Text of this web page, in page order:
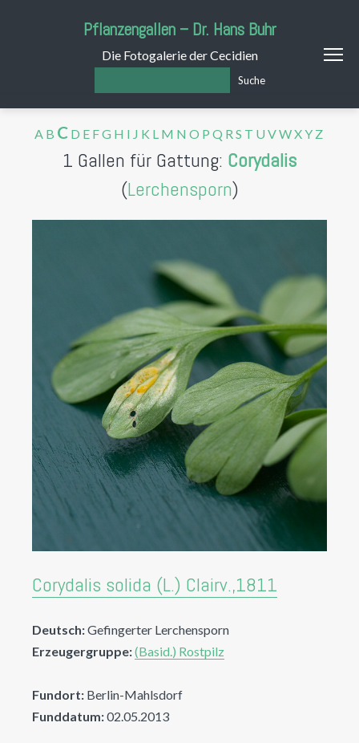
Pflanzengallen – Dr. Hans Buhr
Die Fotogalerie der Cecidien
Suche
A B C D E FG H I J K L M N O P Q R S T U VWXY Z
1 Gallen für Gattung: Corydalis
(Lerchensporn)
Corydalis solida (L.) Clairv.,1811
Deutsch:Gefingerter Lerchensporn
Erzeugergruppe:(Basid.) Rostpilz
Fundort: Berlin-Mahlsdorf
Funddatum:02.05.2013